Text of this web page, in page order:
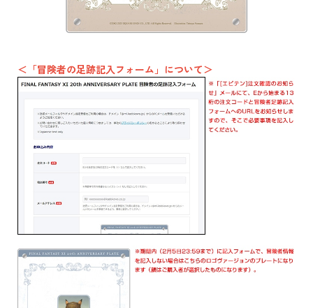
＜「冒険者の足跡記入フォーム」について＞